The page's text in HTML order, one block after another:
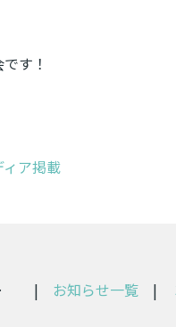
す！
ィア掲載
知らせ | お知らせ一覧 |